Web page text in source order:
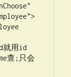
查;只会